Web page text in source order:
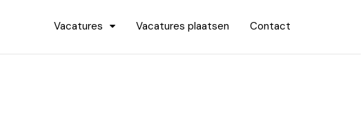
Vacatures Vacatures plaatsen Contact